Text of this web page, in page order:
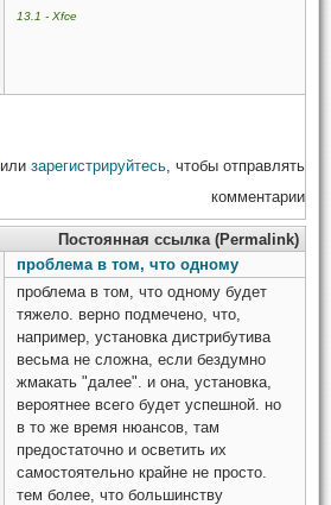
13.1 - Xfce
или зарегистрируйтесь , чтобы отправлять
комментарии
Постоянная ссылка (Permalink)
проблема в том, что одному
проблема в том, что одному будет
тяжело. верно подмечено, что,
например, установка дистрибутива
весьма не сложна, если бездумно
жмакать "далее". и она, установка,
вероятнее всего будет успешной. но
в то же время нюансов, там
предостаточно и осветить их
самостоятельно крайне не просто.
тем более, что большинству